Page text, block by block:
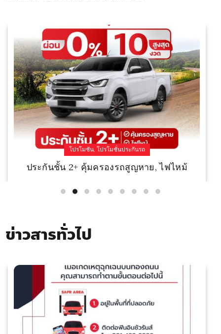
โปรโมชัน, โปรโมชั่นประกันรถ
ประกันชั้น 2+ คุ้มครองรถสูญหาย, ไฟไหม้
Read More
ข่าวสารทั่วไป